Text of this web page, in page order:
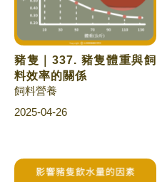
豬隻｜337. 豬隻體重與飼
料效率的關係
飼料營養
2025-04-26